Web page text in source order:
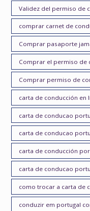
Validez del permiso de
comprar carnet de
Comprar pasaporte
Comprar el permiso de
Comprar permiso de
carta de conducción en
carta de conducao
carta de conducao
carta de conducción
carta de conducao
como trocar a carta de
conduzir em portugal